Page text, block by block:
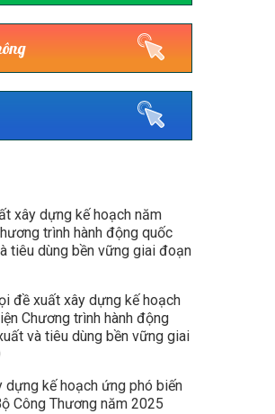
xây dựng kế hoạch năm
trình hành động quốc
tiêu dùng bền vững giai đoạn
đề xuất xây dựng kế hoạch
Chương trình hành động
và tiêu dùng bền vững giai
dựng kế hoạch ứng phó biến
Công Thương năm 2025